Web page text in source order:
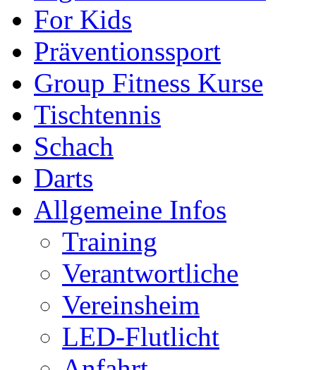
For Kids
Präventionssport
Group Fitness Kurse
Tischtennis
Schach
Darts
Allgemeine Infos
Training
Verantwortliche
Vereinsheim
LED-Flutlicht